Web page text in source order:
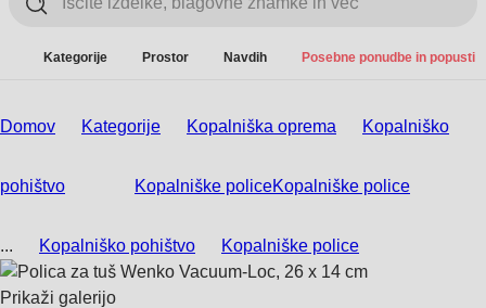
Kategorije Prostor Navdih Posebne ponudbe in popusti
Domov Kategorije Kopalniška oprema Kopalniško
pohištvo Kopalniške policeKopalniške police
... Kopalniško pohištvo Kopalniške police
Prikaži galerijo